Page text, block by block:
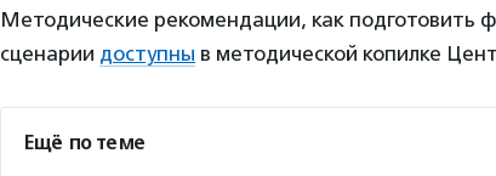
Методические рекомендации, как подготовить
сценарии доступны в методической копилке
Ещё по теме